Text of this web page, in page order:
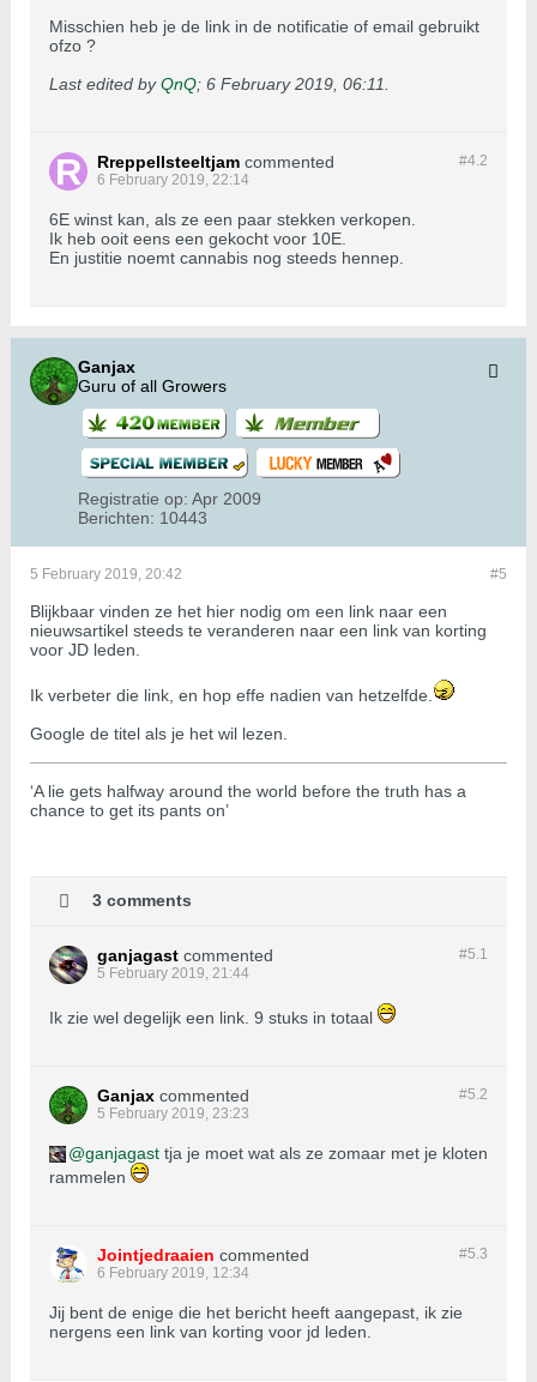
Misschien heb je de link in de notificatie of email gebruikt
ofzo ?
Last edited byQnQ; 6 February 2019, 06:11
#4.2
Rreppellsteeltjam commented
6 February 2019, 22:14
6E winst kan, als ze een paar stekken verkopen.
Ik heb ooit eens een gekocht voor 10E.
En justitie noemt cannabis nog steeds hennep.
Ganjax
Guru of all Growers
Registratie op: Apr 2009
Berichten: 10443
#5
5 February 2019, 20:42
Blijkbaar vinden ze het hier nodig om een link naar een
nieuwsartikel steeds te veranderen naar een link van korting
voor JD leden.
Ik verbeter die link, en hop effe nadien van hetzelfde.
Google de titel als je het wil lezen.
‘A lie gets halfway around the world before the truth has a
chance to get its pants on’
3 comments
#5.1
ganjagast commented
5 February 2019, 21:44
Ik zie wel degelijk een link. 9 stuks in totaal
#5.2
Ganjax commented
5 February 2019, 23:23
ganjagast tja je moet wat als ze zomaar met je kloten
rammelen
#5.3
Jointjedraaien commented
6 February 2019, 12:34
Jij bent de enige die het bericht heeft aangepast, ik zie
nergens een link van korting voor jd leden.